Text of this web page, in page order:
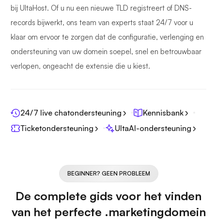
bij UltaHost. Of u nu een nieuwe TLD registreert of DNS-
records bijwerkt, ons team van experts staat 24/7 voor u
klaar om ervoor te zorgen dat de configuratie, verlenging en
ondersteuning van uw domein soepel, snel en betrouwbaar
verlopen, ongeacht de extensie die u kiest.
24/7 live chatondersteuning
Kennisbank
Ticketondersteuning
UltaAI-ondersteuning
BEGINNER? GEEN PROBLEEM
De complete gids voor het vinden
van het perfecte .marketingdomein